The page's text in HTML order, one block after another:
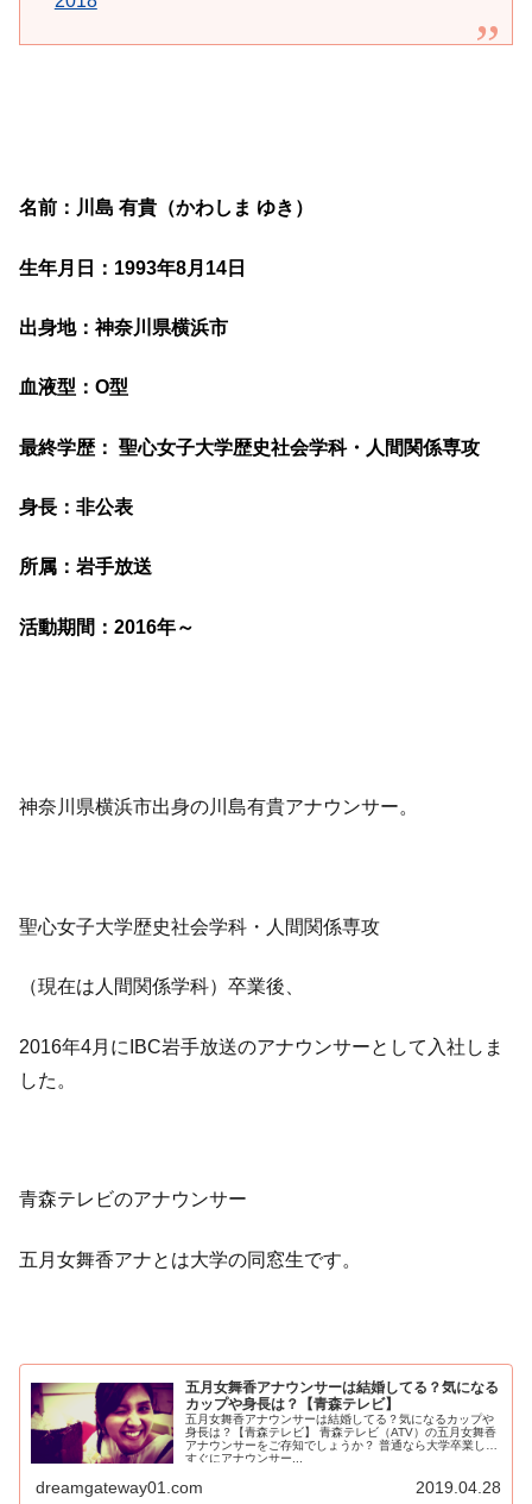
名前：川島 有貴（かわしま ゆき）
生年月日：1993年8月14日
出身地：神奈川県横浜市
血液型：O型
最終学歴： 聖心女子大学歴史社会学科・人間関係専攻
身長：非公表
所属：岩手放送
活動期間：2016年～
神奈川県横浜市出身の川島有貴アナウンサー。
聖心女子大学歴史社会学科・人間関係専攻
（現在は人間関係学科）卒業後、
2016年4月にIBC岩手放送のアナウンサーとして入社しま
した。
青森テレビのアナウンサー
五月女舞香アナとは大学の同窓生です。
五月女舞香アナウンサーは結婚してる？気になる
カップや身長は？【青森テレビ】
五月女舞香アナウンサーは結婚してる？気になるカップや
身長は？【青森テレビ】 青森テレビ（ATV）の五月女舞香
アナウンサーをご存知でしょうか？ 普通なら大学卒業して
すぐにアナウンサー...
dreamgateway01.com 2019.04.28